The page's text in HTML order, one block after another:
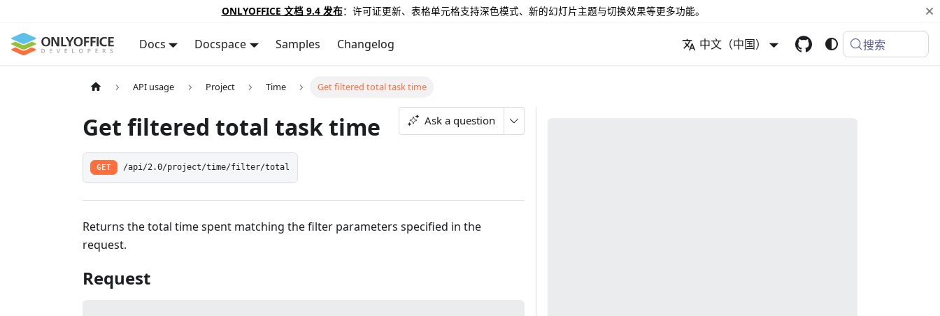
ONLYOFFICE 文档 9.4 发布：许可证更新、表格单元格支持深色模式、新的幻灯片主题与切换效果等更多功能。
Docs Docspace Samples Changelog 中文（中国） 搜索
API usage Project Time Get filtered total task time
Get filtered total task time Ask a question
GET /api/2.0/project/time/filter/total
Returns the total time spent matching the filter parameters specified in the
request.
Request